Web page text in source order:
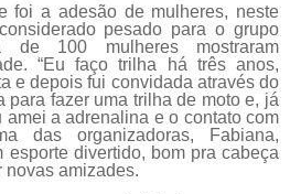
foi a adesão de mulheres, neste
pesado para o grupo
de 100 mulheres mostraram
“Eu faço trilha há três anos,
e depois fui convidada através do
fazer uma trilha de moto e, já
amei a adrenalina e o contato com
das organizadoras, Fabiana,
esporte divertido, bom pra cabeça
amizades.